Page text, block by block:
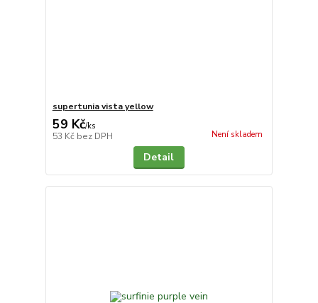
supertunia vista yellow
59 Kč/ks
53 Kč bez DPH Není skladem
Detail